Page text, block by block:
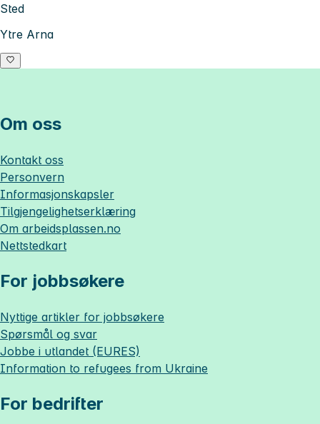
Sted
Ytre Arna
Om oss
Kontakt oss
Personvern
Informasjonskapsler
Tilgjengelighetserklæring
Om arbeidsplassen.no
Nettstedkart
For jobbsøkere
Nyttige artikler for jobbsøkere
Spørsmål og svar
Jobbe i utlandet (EURES)
Information to refugees from Ukraine
For bedrifter